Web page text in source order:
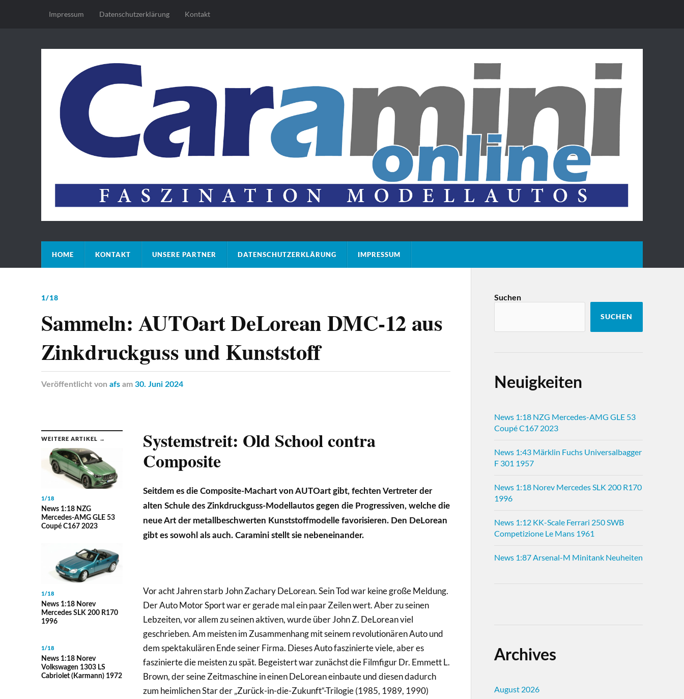
Impressum Datenschutz­erklärung Kontakt
HOME KONTAKT UNSERE PARTNER DATENSCHUTZ­ERKLÄRUNG IMPRESSUM
1/18
Sammeln: AUTOart DeLorean DMC-12 aus
Zinkdruckguss und Kunststoff
Veröffentlicht von afs am 30. Juni 2024
WEITERE ARTIKEL →
1/18
News 1:18 NZG
Mercedes-AMG GLE 53
Coupé C167 2023
1/18
News 1:18 Norev
Mercedes SLK 200 R170
1996
1/18
News 1:18 Norev
Volkswagen 1303 LS
Cabriolet (Karmann) 1972
Systemstreit: Old School contra
Composite
Seitdem es die Composite-Machart von AUTOart gibt, fechten Vertreter der
alten Schule des Zinkdruckguss-Modellautos gegen die Progressiven, welche die
neue Art der metallbeschwerten Kunststoffmodelle favorisieren. Den DeLorean
gibt es sowohl als auch. Caramini stellt sie nebeneinander.
Vor acht Jahren starb John Zachary DeLorean. Sein Tod war keine große Meldung.
Der Auto Motor Sport war er gerade mal ein paar Zeilen wert. Aber zu seinen
Lebzeiten, vor allem zu seinen aktiven, wurde über John Z. DeLorean viel
geschrieben. Am meisten im Zusammenhang mit seinem revolutionären Auto und
dem spektakulären Ende seiner Firma. Dieses Auto faszinierte viele, aber es
faszinierte die meisten zu spät. Begeistert war zunächst die Filmfigur Dr. Emmett L.
Brown, der seine Zeitmaschine in einen DeLorean einbaute und diesen dadurch
zum heimlichen Star der „Zurück-in-die-Zukunft“-Trilogie (1985, 1989, 1990)
Suchen
SUCHEN
Neuigkeiten
News 1:18 NZG Mercedes-AMG GLE 53
Coupé C167 2023
News 1:43 Märklin Fuchs Universalbagger
F 301 1957
News 1:18 Norev Mercedes SLK 200 R170
1996
News 1:12 KK-Scale Ferrari 250 SWB
Competizione Le Mans 1961
News 1:87 Arsenal-M Minitank Neuheiten
Archives
August 2026